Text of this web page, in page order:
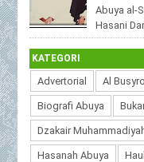
Abuya al-
Hasani
KATEGORI
Advertorial Al Busyro
Biografi Abuya
Dzakair
Hasanah Abuya